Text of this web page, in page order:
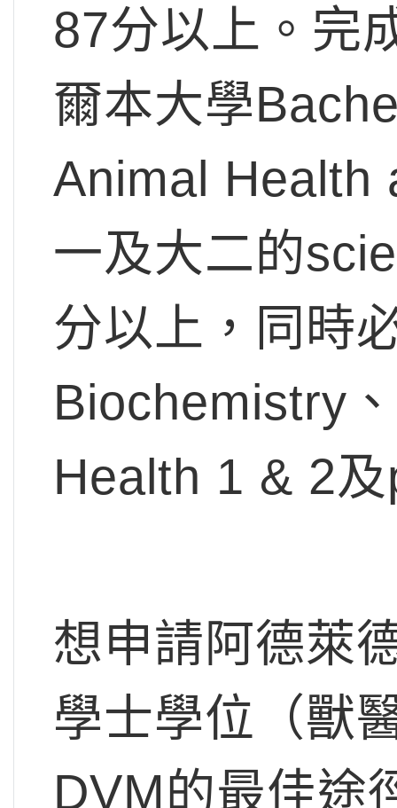
87分以上。完
爾本大學
Animal Health
一及大二的
分以上，同時
Biochemistry
Health 1 & 2
想申請阿德萊
學士學位（獸
DVM的最佳途